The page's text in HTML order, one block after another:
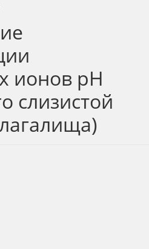
ионов pH
слизистой